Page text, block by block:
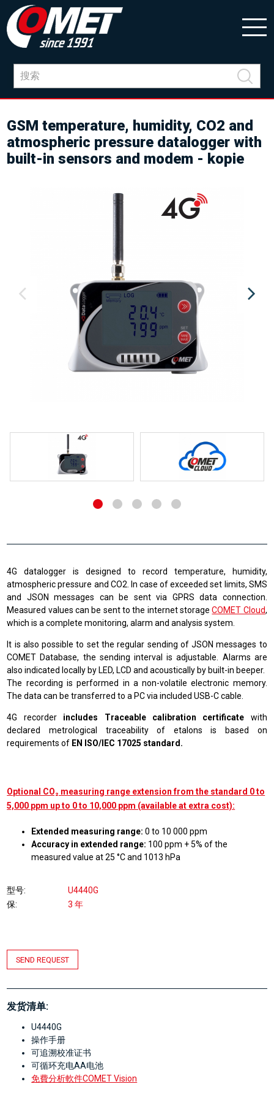
GSM temperature, humidity, CO2 and
atmospheric pressure datalogger with
built-in sensors and modem - kopie
4G datalogger is designed to record temperature, humidity,
atmospheric pressure and CO2. In case of exceeded set limits, SMS
and JSON messages can be sent via GPRS data connection.
Measured values can be sent to the internet storageCOMET Cloud,
which is a complete monitoring, alarm and analysis system
It is also possible to set the regular sending of JSON messages to
COMET Database, the sending interval is adjustable. Alarms are
also indicated locally by LED, LCD and acoustically by built-in beeper.
The recording is performed in a non-volatile electronic memory.
The data can be transferred to a PC via included USB-C cable.
4G recorderincludes Traceable calibration certificate with
declared metrological traceability of etalons is based on
requirements of EN ISO/IEC 17025 standard.
Optional CO₂ measuring range extension from the standard 0 to
5,000 ppm up to 0 to 10,000 ppm (available at extra cost):
Extended measuring range: 0 to 10 000 ppm
Accuracy in extended range: 100 ppm + 5% of the
measured value at 25 °C and 1013 hPa
型号
U4440G
保
3 年
SEND REQUEST
发货清单:
U4440G
操作手册
可追溯校准证书
可循环充电AA电池
免費分析軟件COMET Vision